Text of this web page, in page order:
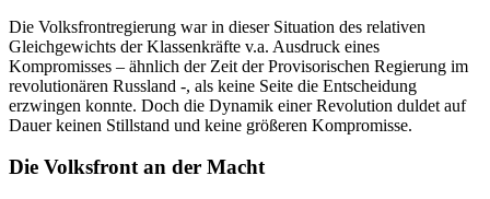
Die Volksfrontregierung war in dieser Situation des relativen
Gleichgewichts der Klassenkräfte v.a. Ausdruck eines
Kompromisses – ähnlich der Zeit der Provisorischen Regierung im
revolutionären Russland -, als keine Seite die Entscheidung
erzwingen konnte. Doch die Dynamik einer Revolution duldet auf
Dauer keinen Stillstand und keine größeren Kompromisse.
Die Volksfront an der Macht